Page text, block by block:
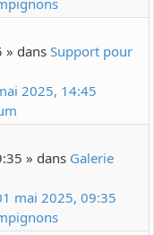
» dans Support pour
2025, 14:45
» dans Galerie
mai 2025, 09:35